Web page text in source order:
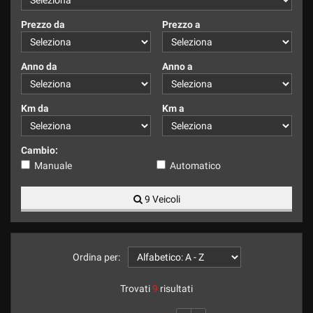
Prezzo da Prezzo a
Anno da Anno a
Km da Km a
Cambio:
Manuale
Automatico
9 Veicoli
Ordina per:
Trovati9 risultati
tracciamento
che
adottiamo
per
offrire
le
funzionalità
e
svolgere
attività
di
seguito
descritte.
ottenere